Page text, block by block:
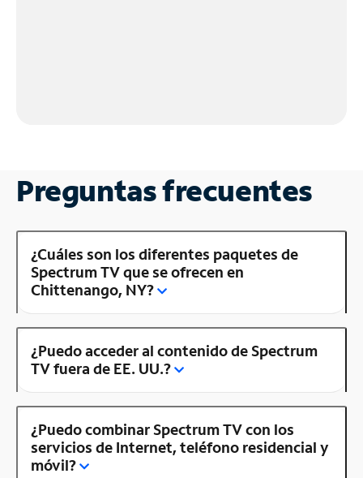
Preguntas frecuentes
¿Cuáles son los diferentes paquetes de
Spectrum TV que se ofrecen en
Chittenango, NY?
¿Puedo acceder al contenido de Spectrum
TV fuera de EE. UU.?
¿Puedo combinar Spectrum TV con los
servicios de Internet, teléfono residencial y
móvil?